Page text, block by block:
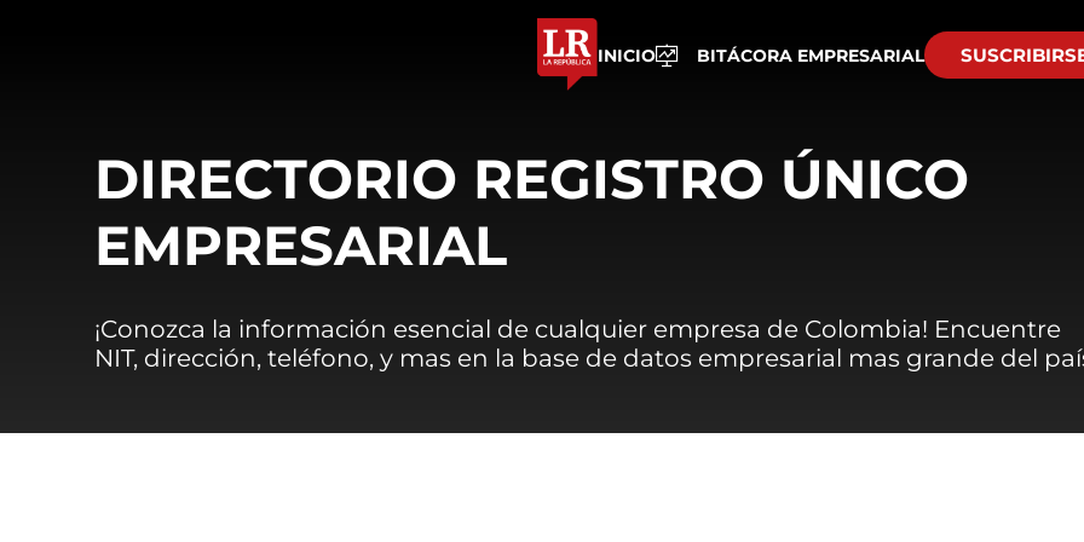
INICIO BITÁCORA EMPRESARIAL
DIRECTORIO REGISTRO ÚNICO
EMPRESARIAL
¡Conozca la información esencial de cualquier empresa de Colombia! Encuentre
NIT, dirección, teléfono, y mas en la base de datos empresarial mas grande del